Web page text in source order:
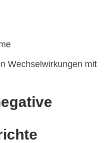
Wechselwirkungen mit